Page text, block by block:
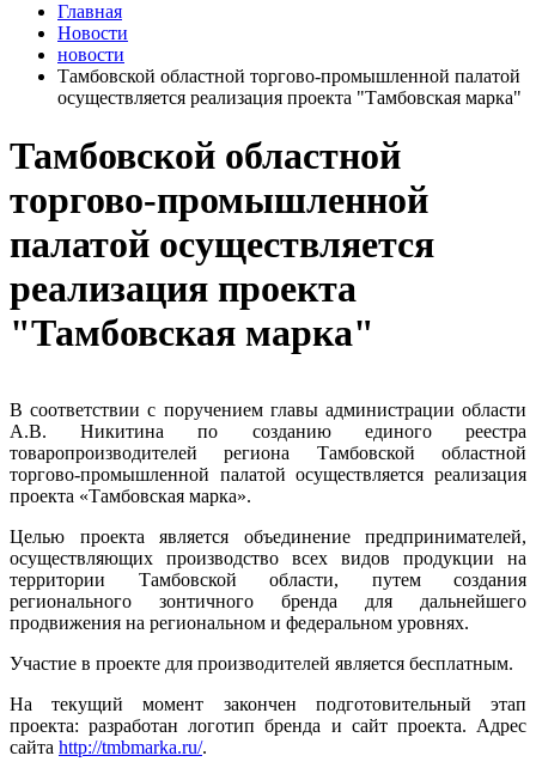
Главная
Новости
новости
Тамбовской областной торгово-промышленной палатой
осуществляется реализация проекта "Тамбовская марка"
Тамбовской областной
торгово-промышленной
палатой осуществляется
реализация проекта
"Тамбовская марка"
В соответствии с поручением главы администрации области
А.В. Никитина по созданию единого реестра
товаропроизводителей региона Тамбовской областной
торгово-промышленной палатой осуществляется реализация
проекта «Тамбовская марка».
Целью проекта является объединение предпринимателей,
осуществляющих производство всех видов продукции на
территории Тамбовской области, путем создания
регионального зонтичного бренда для дальнейшего
продвижения на региональном и федеральном уровнях.
Участие в проекте для производителей является бесплатным.
На текущий момент закончен подготовительный этап
проекта: разработан логотип бренда и сайт проекта. Адрес
сайта http://tmbmarka.ru/.